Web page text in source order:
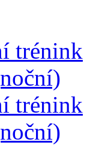
trénink
trénink